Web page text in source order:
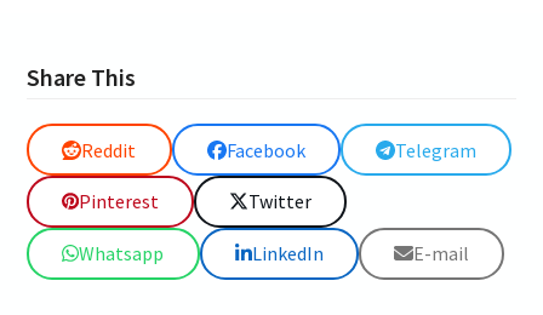
Share This
Reddit Facebook Telegram
Pinterest Twitter
Whatsapp LinkedIn E-mail